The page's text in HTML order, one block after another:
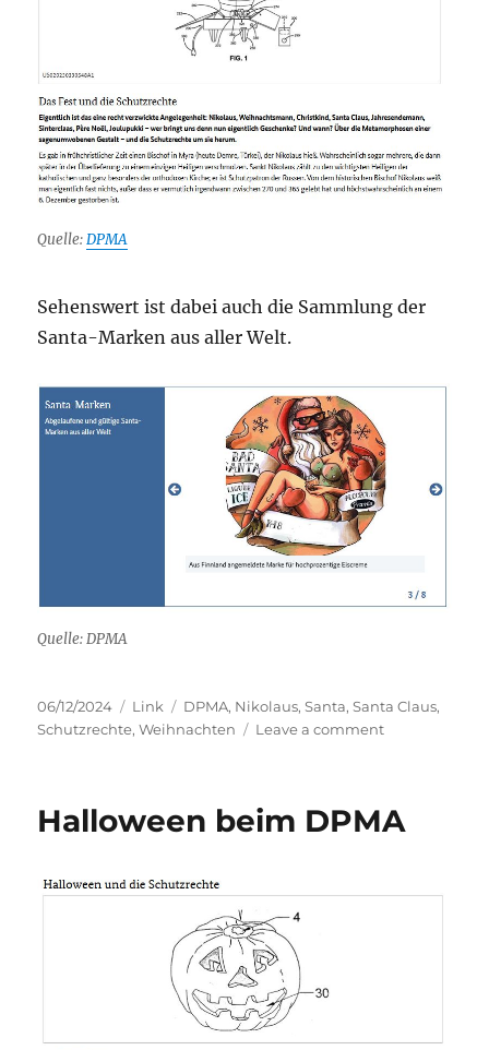
Quelle:DPMA
Sehenswert ist dabei auch die Sammlung der
Santa-Marken aus aller Welt.
Quelle: DPMA
Posted
on
06/12/2024 Categories
Link Tags
DPMA, Nikolaus,Santa,Santa Claus,
Schutzrechte,Weihnachten Leave a commenton
und
Halloween beim DPMA